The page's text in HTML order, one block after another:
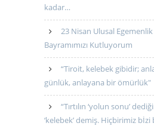
kadar…
23 Nisan Ulusal
Bayramımızı Kutluyorum
“Tiroit, kelebek gibidir;
günlük, anlayana bir ömürlük"
“Tırtılın ‘yolun sonu’
‘kelebek’ demiş. Hiçbirimiz